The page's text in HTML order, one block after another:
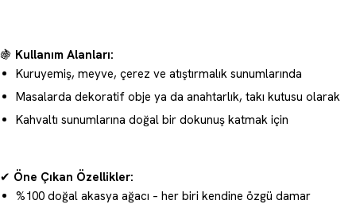
🍇 Kullanım Alanları:
Kuruyemiş, meyve, çerez ve atıştırmalık sunumlarında
Masalarda dekoratif obje ya da anahtarlık, takı kutusu olarak
Kahvaltı sunumlarına doğal bir dokunuş katmak için
✔ Öne Çıkan Özellikler:
%100 doğal akasya ağacı – her biri kendine özgü damar